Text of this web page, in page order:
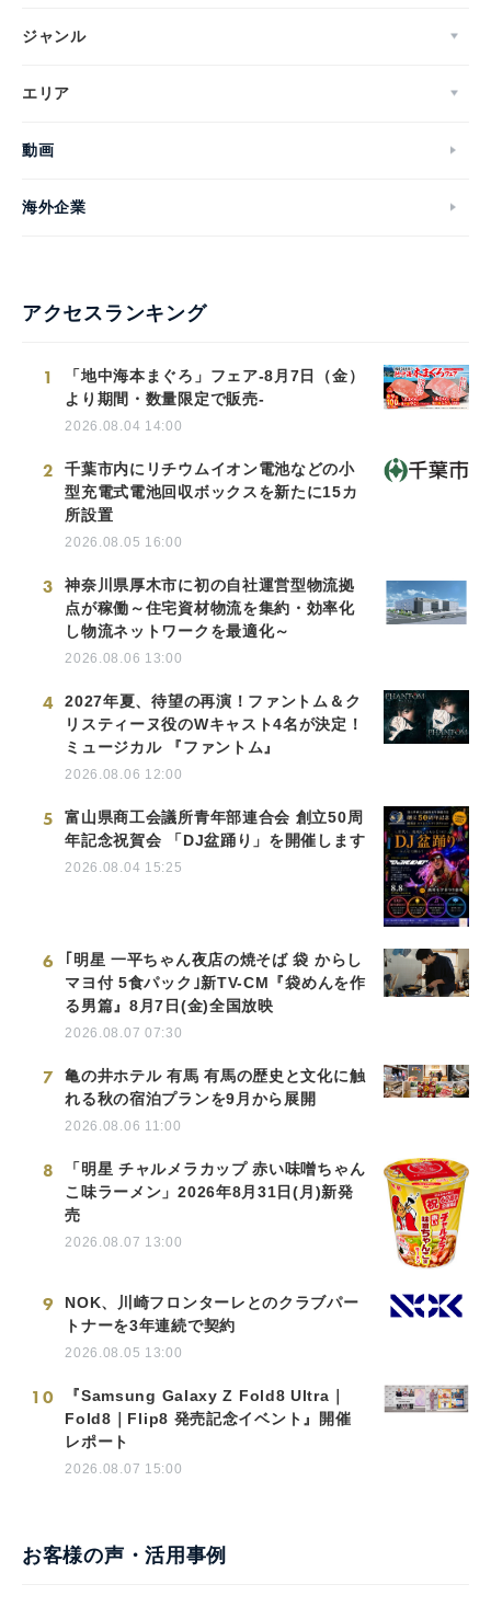
ジャンル
エリア
動画
海外企業
アクセスランキング
1
「地中海本まぐろ」フェア-8月7日（金）
より期間・数量限定で販売-
2026.08.04 14:00
2
千葉市内にリチウムイオン電池などの小
型充電式電池回収ボックスを新たに15カ
所設置
2026.08.05 16:00
3
神奈川県厚木市に初の自社運営型物流拠
点が稼働～住宅資材物流を集約・効率化
し物流ネットワークを最適化～
2026.08.06 13:00
4
2027年夏、待望の再演！ファントム＆ク
リスティーヌ役のWキャスト4名が決定！
ミュージカル 『ファントム』
2026.08.06 12:00
5
富山県商工会議所青年部連合会 創立50周
年記念祝賀会 「DJ盆踊り」を開催します
2026.08.04 15:25
6
｢明星 一平ちゃん夜店の焼そば 袋 からし
マヨ付 5食パック｣新TV-CM『袋めんを作
る男篇』8月7日(金)全国放映
2026.08.07 07:30
7
亀の井ホテル 有馬 有馬の歴史と文化に触
れる秋の宿泊プランを9月から展開
2026.08.06 11:00
8
「明星 チャルメラカップ 赤い味噌ちゃん
こ味ラーメン」2026年8月31日(月)新発
売
2026.08.07 13:00
9
NOK、川崎フロンターレとのクラブパー
トナーを3年連続で契約
2026.08.05 13:00
10
『Samsung Galaxy Z Fold8 Ultra｜
Fold8｜Flip8 発売記念イベント』開催
レポート
2026.08.07 15:00
お客様の声・活用事例